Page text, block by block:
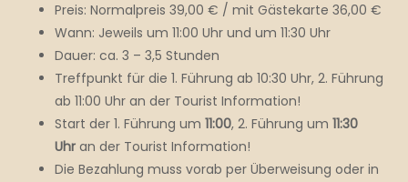
Preis: Normalpreis 39,00 € / mit Gästekarte 36,00 €
Wann: Jeweils um 11:00 Uhr und um 11:30 Uhr
Dauer: ca. 3 – 3,5 Stunden
Treffpunkt für die 1. Führung ab 10:30 Uhr, 2. Führung
ab 11:00 Uhr an der Tourist Information!
Start der 1. Führung um 11:00, 2. Führung um 11:30
Uhr an der Tourist Information!
Die Bezahlung muss vorab per Überweisung oder in